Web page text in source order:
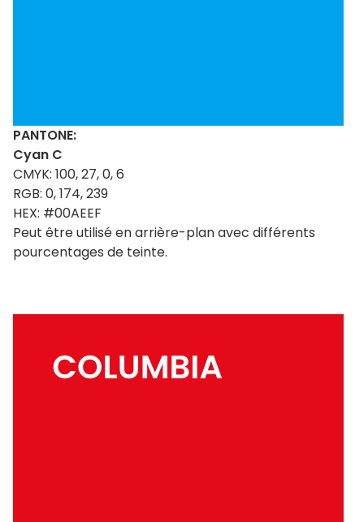
PANTONE:
Cyan C
CMYK: 100, 27, 0, 6
RGB: 0, 174, 239
HEX: #00AEEF
Peut être utilisé en arrière-plan avec différents
pourcentages de teinte.